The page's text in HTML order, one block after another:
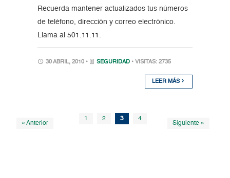
Recuerda mantener actualizados tus números
de teléfono, dirección y correo electrónico.
Llama al 501.11.11.
30 ABRIL, 2010 • SEGURIDAD • VISITAS: 2735
LEER MÁS
« Anterior
1 2 3 4
Siguiente »